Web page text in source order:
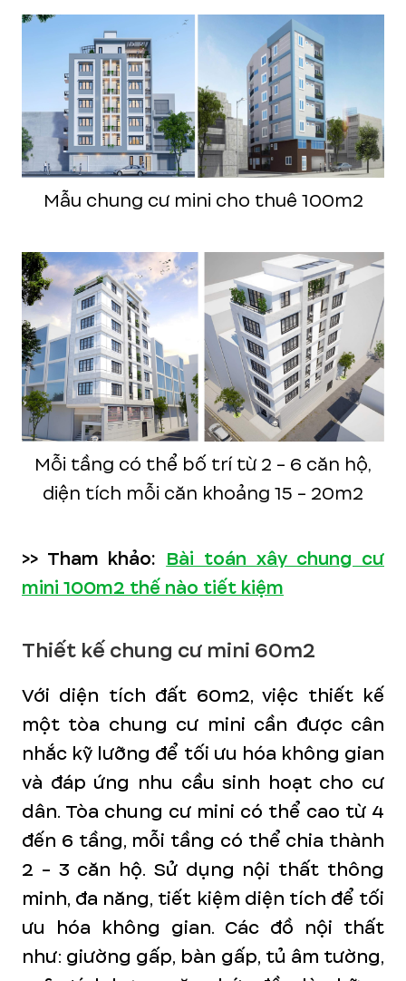
Mẫu chung cư mini cho thuê 100m2
Mỗi tầng có thể bố trí từ 2 - 6 căn hộ,
diện tích mỗi căn khoảng 15 - 20m2
>> Tham khảo: Bài toán xây chung cư
mini 100m2 thế nào tiết kiệm
Thiết kế chung cư mini 60m2
Với diện tích đất 60m2, việc thiết kế
một tòa chung cư mini cần được cân
nhắc kỹ lưỡng để tối ưu hóa không gian
và đáp ứng nhu cầu sinh hoạt cho cư
dân. Tòa chung cư mini có thể cao từ 4
đến 6 tầng, mỗi tầng có thể chia thành
2 - 3 căn hộ. Sử dụng nội thất thông
minh, đa năng, tiết kiệm diện tích để tối
ưu hóa không gian. Các đồ nội thất
như: giường gấp, bàn gấp, tủ âm tường,